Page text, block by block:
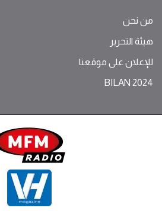
من نحن
هيئة التحرير
للإعلان على موقعنا
BILAN 2024